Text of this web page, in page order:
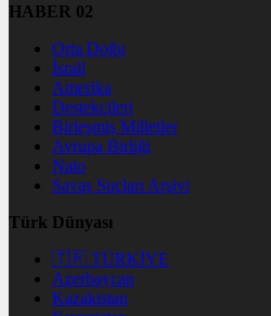
HABER 02
Orta Doğu
İsrail
Amerika
Destekçileri
Birleşmiş Milletler
Avrupa Birliği
Nato
Savaş Suçları Arşivi
Türk Dünyası
🇹🇷 TÜRKİYE
Azerbaycan
Kazakistan